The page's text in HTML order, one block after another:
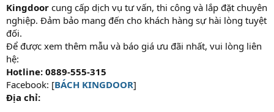
Kingdoor cung cấp dịch vụ tư vấn, thi công và lắp đặt chuyên
nghiệp. Đảm bảo mang đến cho khách hàng sự hài lòng tuyệt
đối.
Để được xem thêm mẫu và báo giá ưu đãi nhất, vui lòng liên
hệ:
Hotline: 0889-555-315
Facebook: [BÁCH KINGDOOR]
Địa chỉ: